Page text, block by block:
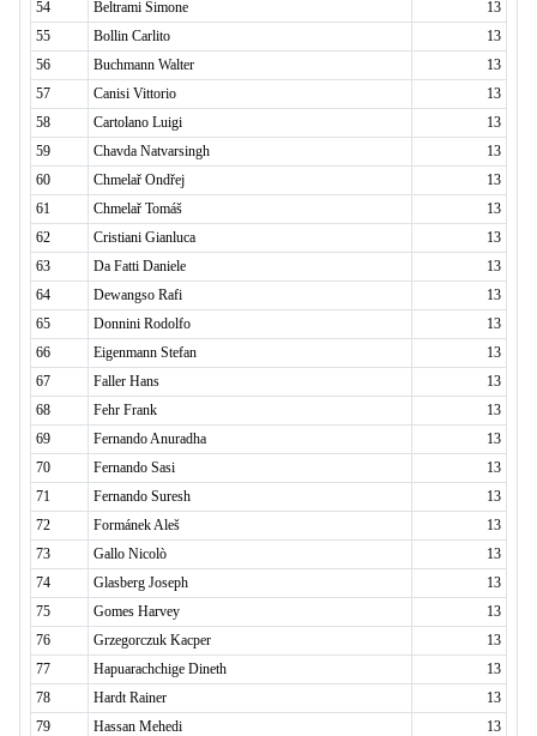
54 Beltrami Simone
13
55
Bollin Carlito
13
56
Buchmann Walter
13
57
Canisi Vittorio
13
58
Cartolano Luigi
13
59
Chavda Natvarsingh
13
60
Chmelař Ondřej
13
61
Chmelař Tomáš
13
62
Cristiani Gianluca
13
63
Da Fatti Daniele
13
64
Dewangso Rafi
13
65
Donnini Rodolfo
13
66
Eigenmann Stefan
13
67
Faller Hans
13
68
Fehr Frank
13
69
Fernando Anuradha
13
70
Fernando Sasi
13
71
Fernando Suresh
13
72
Formánek Aleš
13
73
Gallo Nicolò
13
74
Glasberg Joseph
13
75
Gomes Harvey
13
76
Grzegorczuk Kacper
13
77
Hapuarachchige Dineth
13
78
Hardt Rainer
13
79
Hassan Mehedi
13